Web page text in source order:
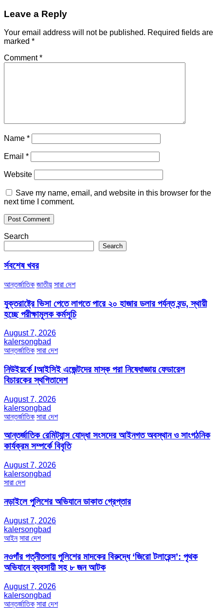
Leave a Reply
Your email address will not be published. Required fields are
marked *
Comment*
Name *
Email *
Website
Save my name, email, and website in this browser for the
next time I comment.
Search
Search
র্সবশেষ খবর
আন্তর্জাতিক জাতীয় সারা দেশ
যুক্তরাষ্ট্রে ভিসা পেতে লাগতে পারে ২০ হাজার ডলার পর্যন্ত বন্ড, স্থায়ী
হচ্ছে পরীক্ষামূলক কর্মসূচি
August 7, 2026
kalersongbad
আন্তর্জাতিক সারা দেশ
নিউইয়র্কে Iআইসিই এজেন্টদের মাস্ক পরা নিষেধাজ্ঞায় ফেডারেল
বিচারকের স্থগিতাদেশ
August 7, 2026
kalersongbad
আন্তর্জাতিক সারা দেশ
আন্তর্জাতিক রেমিট্যান্স যোদ্ধা সংসদের আইনগত অবস্থান ও সাংগঠনিক
কার্যক্রম সম্পর্কে বিবৃতি
August 7, 2026
kalersongbad
সারা দেশ
নড়াইলে পুলিশের অভিযানে ডাকাত গ্রেপ্তার
August 7, 2026
kalersongbad
আইন সারা দেশ
নওগাঁর পত্নীতলায় পুলিশের মাদকের বিরুদ্ধে ‘জিরো টলারেন্স’: পৃথক
অভিযানে ব্যবসায়ী সহ ৮ জন আটক
August 7, 2026
kalersongbad
আন্তর্জাতিক সারা দেশ